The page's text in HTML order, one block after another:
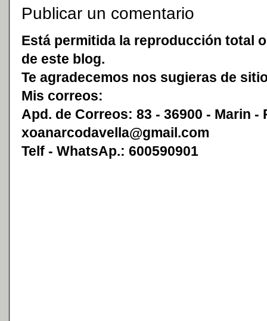
Publicar un comentario
Está permitida la reproducción total
de este blog.
Te agradecemos nos sugieras de
Mis correos:
Apd. de Correos: 83 - 36900 - Marin -
xoanarcodavella@gmail.com
Telf - WhatsAp.: 600590901